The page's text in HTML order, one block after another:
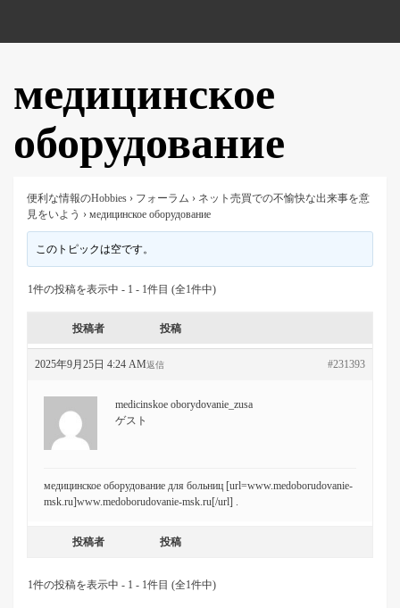
медицинское
оборудование
便利な情報のHobbies › フォーラム › ネット売買での不愉快な出来事を意
見をいよう › медицинское оборудование
このトピックは空です。
1件の投稿を表示中 - 1 - 1件目 (全1件中)
投稿者 投稿
2025年9月25日 4:24 AM #231393
返信
medicinskoe oborydovanie_zusa
ゲスト
медицинское оборудование для больниц [url=www.medoborudovanie-
msk.ru]www.medoborudovanie-msk.ru[/url] .
投稿者 投稿
1件の投稿を表示中 - 1 - 1件目 (全1件中)